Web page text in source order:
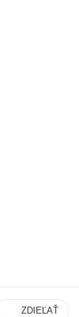
ZDIEĽAŤ